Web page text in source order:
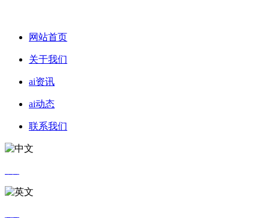
网站首页
关于我们
ai资讯
ai动态
联系我们